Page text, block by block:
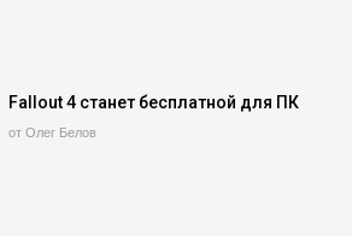
Fallout 4 станет бесплатной для ПК
от Олег Белов